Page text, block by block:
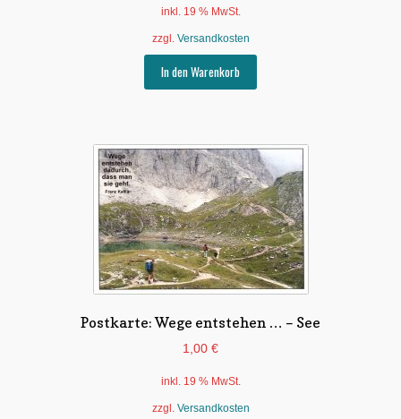
inkl. 19 % MwSt.
zzgl. Versandkosten
In den Warenkorb
Postkarte: Wege entstehen … – See
1,00 €
inkl. 19 % MwSt.
zzgl. Versandkosten